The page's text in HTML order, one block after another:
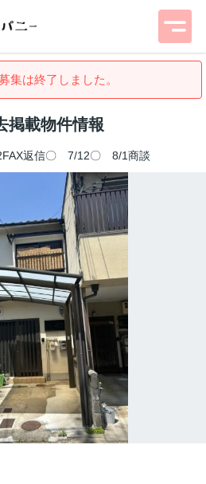
集は終了しました。
掲載物件情報
返信〇 7/12〇 8/1商談